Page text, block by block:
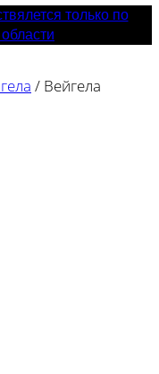
только по
/ Вейгела